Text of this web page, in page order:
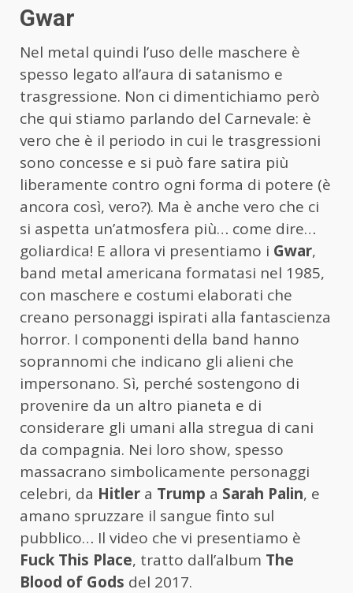
Gwar
Nel metal quindi l’uso delle maschere è
spesso legato all’aura di satanismo e
trasgressione. Non ci dimentichiamo però
che qui stiamo parlando del Carnevale: è
vero che è il periodo in cui le trasgressioni
sono concesse e si può fare satira più
liberamente contro ogni forma di potere (è
ancora così, vero?). Ma è anche vero che ci
si aspetta un’atmosfera più… come dire…
goliardica! E allora vi presentiamo i Gwar,
band metal americana formatasi nel 1985,
con maschere e costumi elaborati che
creano personaggi ispirati alla fantascienza
horror. I componenti della band hanno
soprannomi che indicano gli alieni che
impersonano. Sì, perché sostengono di
provenire da un altro pianeta e di
considerare gli umani alla stregua di cani
da compagnia. Nei loro show, spesso
massacrano simbolicamente personaggi
celebri, da Hitler a Trump a Sarah Palin, e
amano spruzzare il sangue finto sul
pubblico… Il video che vi presentiamo è
Fuck This Place, tratto dall’album The
Blood of Gods del 2017.